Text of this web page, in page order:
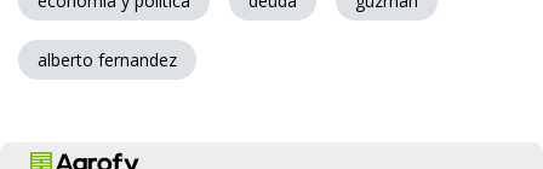
alberto fernandez